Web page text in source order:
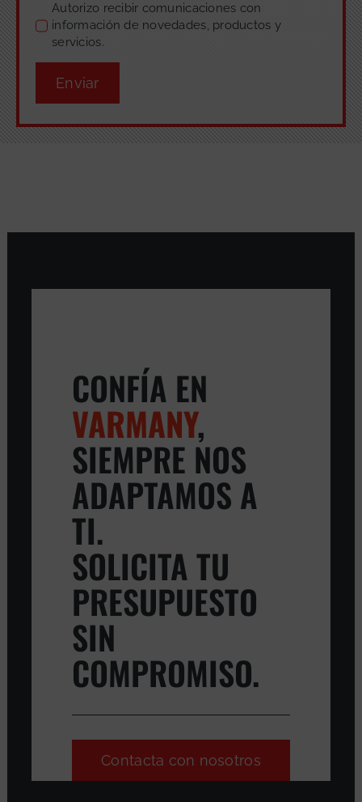
Autorizo recibir comunicaciones con
información de novedades, productos y
servicios.
Enviar
CONFÍA EN
VARMANY,
SIEMPRE NOS
ADAPTAMOS A
TI.
SOLICITA TU
PRESUPUESTO
SIN
COMPROMISO.
Contacta con nosotros